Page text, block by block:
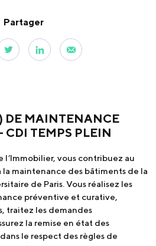
Partager
DE MAINTENANCE
CDI TEMPS PLEIN
l’Immobilier, vous contribuez au
maintenance des bâtiments de la
de Paris. Vous réalisez les
préventive et curative,
traitez les demandes
la remise en état des
le respect des règles de